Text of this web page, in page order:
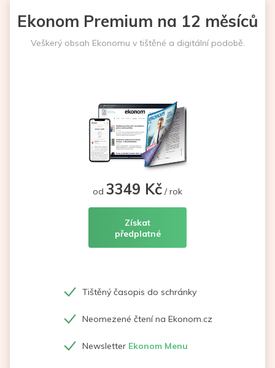
Ekonom Premium na 12 měsíců
Veškerý obsah Ekonomu v tištěné a digitální podobě.
od 3349 Kč / rok
Získat
předplatné
Tištěný časopis do schránky
Neomezené čtení na Ekonom.cz
Newsletter Ekonom Menu